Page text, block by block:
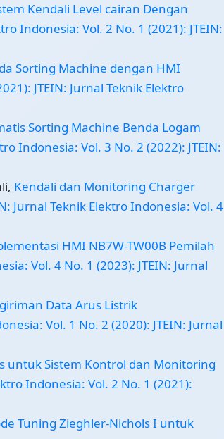
Kendali Level cairan Dengan
Indonesia: Vol. 2 No. 1 (2021): JTEIN:
Sorting Machine dengan HMI
JTEIN: Jurnal Teknik Elektro
Sorting Machine Benda Logam
Indonesia: Vol. 3 No. 2 (2022): JTEIN:
Kendali dan Monitoring Charger
Jurnal Teknik Elektro Indonesia: Vol. 4
HMI NB7W-TW00B Pemilah
Vol. 4 No. 1 (2023): JTEIN: Jurnal
Data Arus Listrik
Vol. 1 No. 2 (2020): JTEIN: Jurnal
untuk Sistem Kontrol dan Monitoring
Indonesia: Vol. 2 No. 1 (2021):
Tuning Zieghler-Nichols I untuk